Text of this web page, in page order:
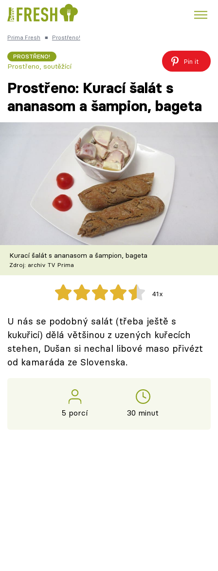
Česká kuchyně
TV Program
Škola vaření
Recepty z TV
Speciál: Cuketa
Těhotnej kuchař
Sledujte prima+
Přihlášení
Prima Fresh ■ Prostřeno!
PROSTŘENO!
Prostřeno, soutěžící
Pin it
Prostřeno: Kurací šalát s
ananasom a šampion, bageta
Kurací šalát s ananasom a šampion, bageta
Zdroj: archiv TV Prima
41x
U nás se podobný salát (třeba ještě s
kukuřicí) dělá většinou z uzených kuřecích
stehen, Dušan si nechal libové maso přivézt
od kamaráda ze Slovenska.
5 porcí 30 minut